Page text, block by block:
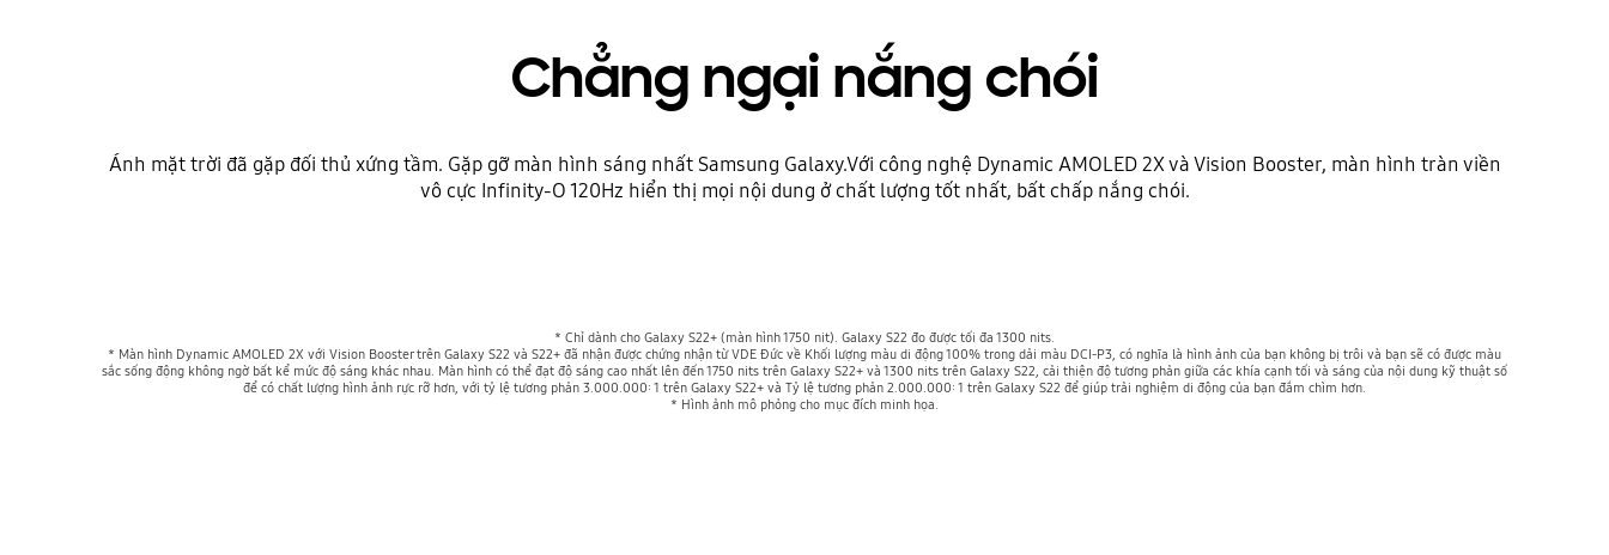
Chẳng ngại nắng chói
Ánh mặt trời đã gặp đối thủ xứng tầm. Gặp gỡ màn hình sáng nhất Samsung Galaxy.Với công nghệ Dynamic AMOLED 2X và Vision Booster, màn hình tràn viền
vô cực Infinity-O 120Hz hiển thị mọi nội dung ở chất lượng tốt nhất, bất chấp nắng chói.
* Chỉ dành cho Galaxy S22+ (màn hình 1750 nit). Galaxy S22 đo được tối đa 1300 nits.
* Màn hình Dynamic AMOLED 2X với Vision Booster trên Galaxy S22 và S22+ đã nhận được chứng nhận từ VDE Đức về Khối lượng màu di động 100% trong dải màu DCI-P3, có nghĩa là hình ảnh của bạn không bị trôi và bạn sẽ có được màu
sắc sống động không ngờ bất kể mức độ sáng khác nhau. Màn hình có thể đạt độ sáng cao nhất lên đến 1750 nits trên Galaxy S22+ và 1300 nits trên Galaxy S22, cải thiện độ tương phản giữa các khía cạnh tối và sáng của nội dung kỹ thuật số
để có chất lượng hình ảnh rực rỡ hơn, với tỷ lệ tương phản 3.000.000: 1 trên Galaxy S22+ và Tỷ lệ tương phản 2.000.000: 1 trên Galaxy S22 để giúp trải nghiệm di động của bạn đắm chìm hơn.
* Hình ảnh mô phỏng cho mục đích minh họa.